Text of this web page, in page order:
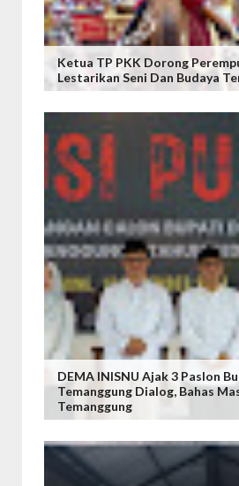
Ketua TP PKK Dorong
Lestarikan Seni Dan Budaya
DEMA INISNU Ajak 3 Paslon
Temanggung Dialog, Bahas
Temanggung